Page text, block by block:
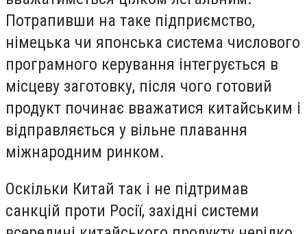
Потрапивши на таке підприємство,
німецька чи японська система числового
програмного керування інтегрується в
місцеву заготовку, після чого готовий
продукт починає вважатися китайським і
відправляється у вільне плавання
міжнародним ринком.
Оскільки Китай так і не підтримав
санкцій проти Росії, західні системи